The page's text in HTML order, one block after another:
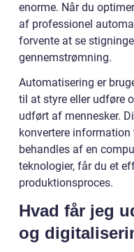
enorme. Når du
af professionel
forvente at se
gennemstrømning.
Automatisering er
til at styre eller udføre
udført af mennesker.
konvertere
behandles af en
teknologier, får du et
produktionsproces.
Hvad får jeg
og